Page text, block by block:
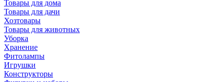
Товары для дома
Товары для дачи
Хозтовары
Товары для животных
Уборка
Хранение
Фитолампы
Игрушки
Конструкторы